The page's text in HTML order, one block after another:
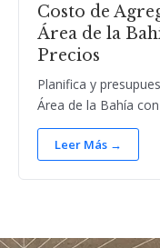
Costo de
Área de la
Precios
Planifica y
Área de la Bahía
Leer Más →